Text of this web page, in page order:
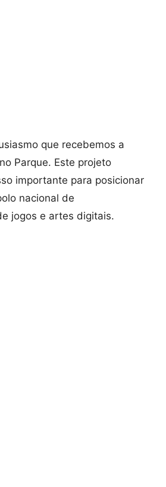
que recebemos a
Parque. Este projeto
importante para posicionar
nacional de
jogos e artes digitais.